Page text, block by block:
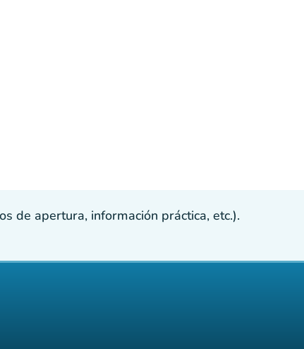
de apertura, información práctica, etc.).